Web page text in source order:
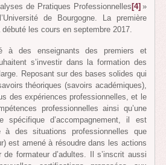
de Pratiques Professionnelles [4] »
de Bourgogne. La première
les cours en septembre 2017.
à des enseignants des premiers et
s’investir dans la formation des
Reposant sur des bases solides qui
théoriques (savoirs académiques),
des expériences professionnelles, et le
professionnelles ainsi qu’une
spécifique d’accompagnement, il est
à des situations professionnelles que
est amené à résoudre dans les actions
formateur d’adultes. Il s’inscrit aussi